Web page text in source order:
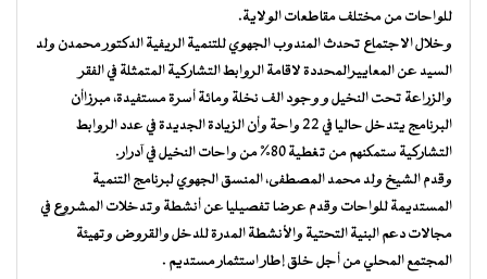
للواحات من مختلف مقاطعات الولاية.
وخلال الاجتماع تحدث المندوب الجهوي للتنمية الريفية الدكتور محمدن ولد
السيد عن المعاييرالمحددة لاقامة الروابط التشاركية المتمثلة في الفقر
والزراعة تحت النخيل و وجود الف نخلة ومائة أسرة مستفيدة، مبرزاأن
البرنامج يتدخل حاليا في 22 واحة وأن الزيادة الجديدة في عدد الروابط
التشاركية ستمكنهم من تغطية 80% من واحات النخيل في آدرار.
وقدم الشيخ ولد محمد المصطفى، المنسق الجهوي لبرنامج التنمية
المستديمة للواحات وقدم عرضا تفصيليا عن أنشطة وتدخلات المشروع في
مجالات دعم البنية التحتية والأنشطة المدرة للدخل والقروض وتهيئة
المجتمع المحلي من أجل خلق إطار استثمار مستديم .